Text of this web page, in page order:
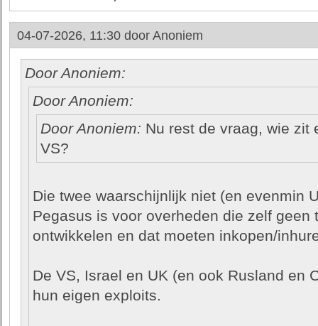
04-07-2026, 11:30 door Anoniem
Door Anoniem:
Door Anoniem:
Door Anoniem: Nu rest de vraag, wie zit
VS?
Die twee waarschijnlijk niet (en evenmin
Pegasus is voor overheden die zelf geen
ontwikkelen en dat moeten inkopen/
De VS, Israel en UK (en ook Rusland en
hun eigen exploits.